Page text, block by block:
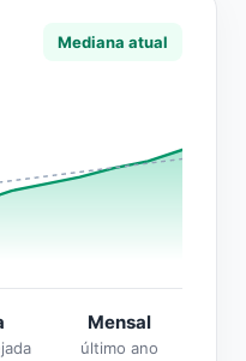
Mediana atual
Mensal
último ano